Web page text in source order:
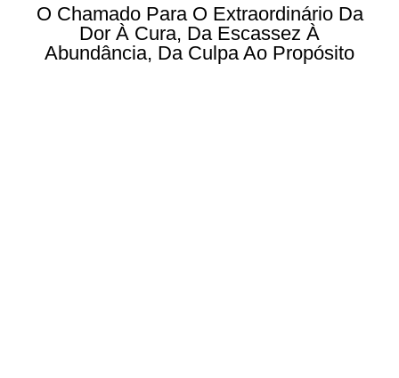
O Chamado Para O Extraordinário Da
Dor À Cura, Da Escassez À
Abundância, Da Culpa Ao Propósito